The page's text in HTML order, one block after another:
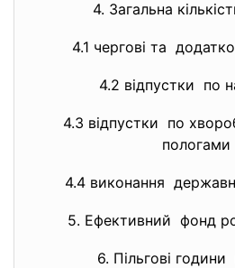
4. Загальна
4.1 чергові та
4.2 відпустки по
4.3 відпустки по
пологами
4.4 виконання
5. Ефективний фонд
6. Пільгові години